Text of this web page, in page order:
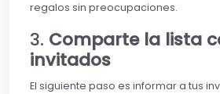
regalos sin preocupaciones.
3. Comparte la lista
invitados
El siguiente paso es informar a tus